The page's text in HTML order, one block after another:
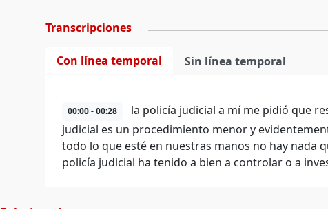
Transcripciones
Con línea temporal Sin línea temporal
00:00 - 00:28
la policía judicial a mí me pidió que
judicial es un procedimiento menor y
todo lo que esté en nuestras manos no hay nada
policía judicial ha tenido a bien a controlar o a